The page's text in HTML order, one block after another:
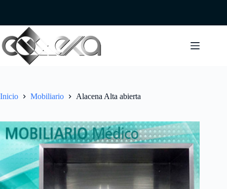
Inicio Mobiliario Alacena Alta abierta